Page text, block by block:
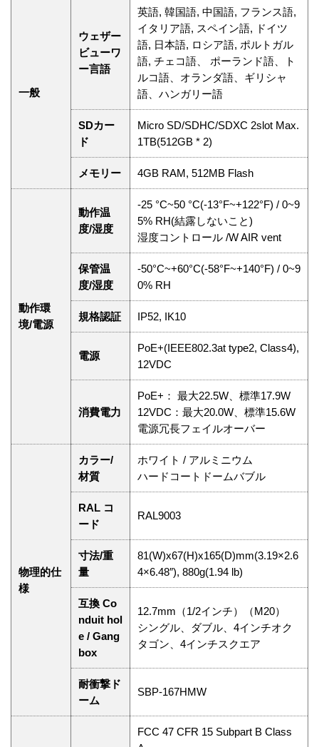
一般
ウェザー
ビューワ
ー言語
英語, 韓国語, 中国語, フランス語,
イタリア語, スペイン語, ドイツ
語, 日本語, ロシア語, ポルトガル
語, チェコ語、 ポーランド語、ト
ルコ語、オランダ語、ギリシャ
語、ハンガリー語
SDカー
ド
Micro SD/SDHC/SDXC 2slot Max.
1TB(512GB * 2)
メモリー 4GB RAM, 512MB Flash
動作環
境/電源
動作温
度/湿度
-25 °C~50 °C(-13°F~+122°F) / 0~9
5% RH(結露しないこと)
湿度コントロール /W AIR vent
保管温
度/湿度
-50°C~+60°C(-58°F~+140°F) / 0~9
0% RH
規格認証 IP52, IK10
電源
PoE+(IEEE802.3at type2, Class4),
12VDC
消費電力
PoE+： 最大22.5W、標準17.9W
12VDC：最大20.0W、標準15.6W
電源冗長フェイルオーバー
物理的仕
様
カラー/
材質
ホワイト / アルミニウム
ハードコートドームバブル
RAL コ
ード
RAL9003
寸法/重
量
81(W)x67(H)x165(D)mm(3.19×2.6
4×6.48″), 880g(1.94 lb)
互換 Co
nduit hol
e / Gang
box
12.7mm（1/2インチ）（M20）
シングル、ダブル、4インチオク
タゴン、4インチスクエア
耐衝撃ド
ーム
SBP-167HMW
FCC 47 CFR 15 Subpart B Class